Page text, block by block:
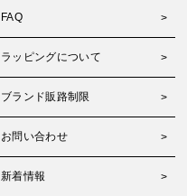
FAQ
ラッピングについて
ブランド販路制限
お問い合わせ
新着情報